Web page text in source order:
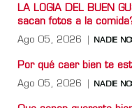
LA LOGIA DEL BUEN
sacan fotos a la
Ago 05, 2026 NADIE
Por qué caer bien te
Ago 05, 2026 NADIE